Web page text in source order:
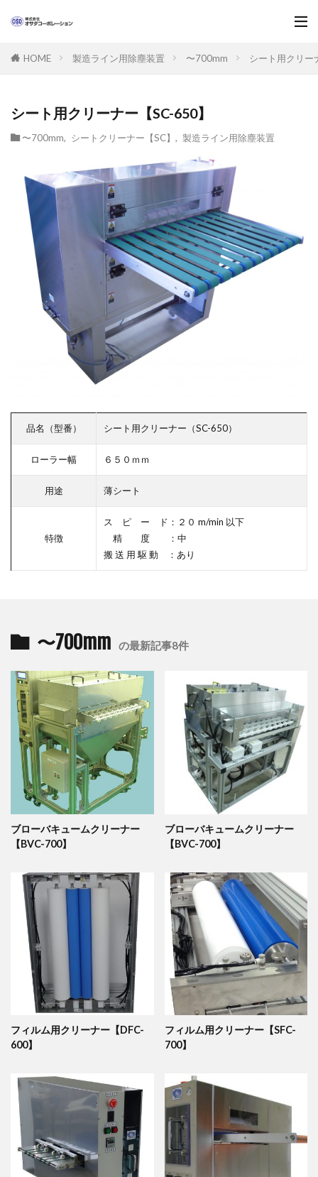
HOME 製造ライン用除塵装置 〜700mm シート用クリー
シート用クリーナー【SC-650】
〜700mm シートクリーナー【SC】 製造ライン用除塵装置
品名（型番） シート用クリーナー（SC-650）
ローラー幅 ６５０ｍｍ
用途 薄シート
特徴
ス ピ ー ド：２０ m/min 以下
精 度 ：中
搬 送 用 駆 動 ：あり
〜700mm の最新記事8件
ブローバキュームクリーナー
【BVC-700】
ブローバキュームクリーナー
【BVC-700】
フィルム用クリーナー【DFC-
600】
フィルム用クリーナー【SFC-
700】